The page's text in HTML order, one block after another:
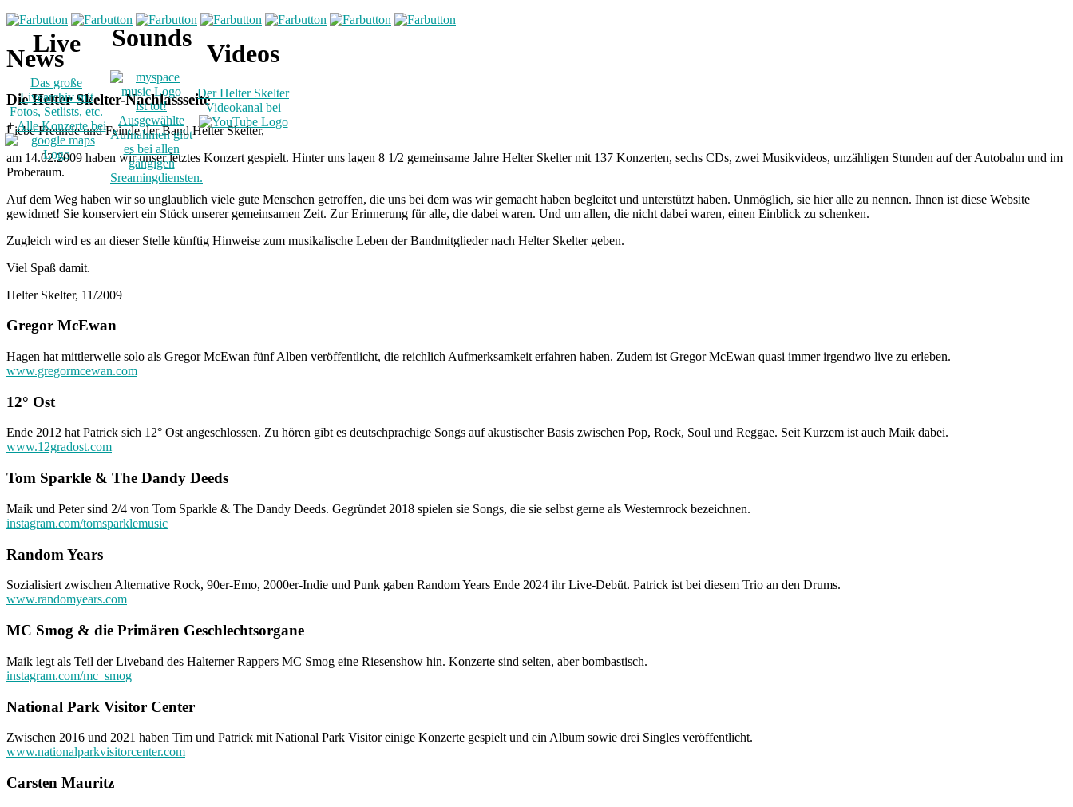
News
Die Helter Skelter-Nachlassseite
Liebe Freunde und Feinde der Band Helter Skelter,
am 14.02.2009 haben wir unser letztes Konzert gespielt. Hinter uns lagen 8 1/2 gemeinsame Jahre Helter Skelter mit 137 Konzerten, sechs CDs, zwei Musikvideos, unzähligen Stunden auf der Autobahn und im
Proberaum.
Auf dem Weg haben wir so unglaublich viele gute Menschen getroffen, die uns bei dem was wir gemacht haben begleitet und unterstützt haben. Unmöglich, sie hier alle zu nennen. Ihnen ist diese Website
gewidmet! Sie konserviert ein Stück unserer gemeinsamen Zeit. Zur Erinnerung für alle, die dabei waren. Und um allen, die nicht dabei waren, einen Einblick zu schenken.
Zugleich wird es an dieser Stelle künftig Hinweise zum musikalische Leben der Bandmitglieder nach Helter Skelter geben.
Viel Spaß damit.
Helter Skelter, 11/2009
Gregor McEwan
Hagen hat mittlerweile solo als Gregor McEwan fünf Alben veröffentlicht, die reichlich Aufmerksamkeit erfahren haben. Zudem ist Gregor McEwan quasi immer irgendwo live zu erleben.
www.gregormcewan.com
12° Ost
Ende 2012 hat Patrick sich 12° Ost angeschlossen. Zu hören gibt es deutschprachige Songs auf akustischer Basis zwischen Pop, Rock, Soul und Reggae. Seit Kurzem ist auch Maik dabei.
www.12gradost.com
Tom Sparkle & The Dandy Deeds
Maik und Peter sind 2/4 von Tom Sparkle & The Dandy Deeds. Gegründet 2018 spielen sie Songs, die sie selbst gerne als Westernrock bezeichnen.
instagram.com/tomsparklemusic
Random Years
Sozialisiert zwischen Alternative Rock, 90er-Emo, 2000er-Indie und Punk gaben Random Years Ende 2024 ihr Live-Debüt. Patrick ist bei diesem Trio an den Drums.
www.randomyears.com
MC Smog & die Primären Geschlechtsorgane
Maik legt als Teil der Liveband des Halterner Rappers MC Smog eine Riesenshow hin. Konzerte sind selten, aber bombastisch.
instagram.com/mc_smog
National Park Visitor Center
Zwischen 2016 und 2021 haben Tim und Patrick mit National Park Visitor einige Konzerte gespielt und ein Album sowie drei Singles veröffentlicht.
www.nationalparkvisitorcenter.com
Carsten Mauritz
Live
Das große
Livearchiv mit
Fotos, Setlists, etc.
+Alle Konzerte bei
Sounds
ist tot!
Ausgewählte
Aufnahmen gibt
es bei allen
gängigen
Sreamingdiensten.
Videos
Der Helter Skelter
Videokanal bei